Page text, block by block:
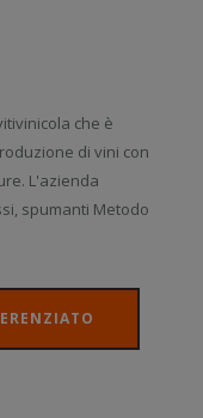
che è
di vini con
L'azienda
spumanti Metodo